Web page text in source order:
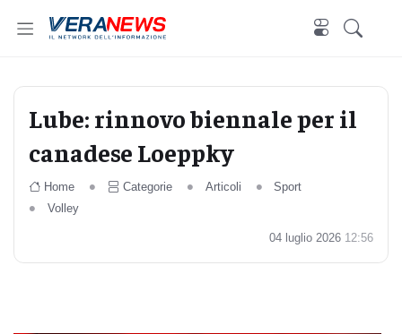
Lube: rinnovo biennale per il
canadese Loeppky
Home Categorie Articoli
Sport
Volley
04 luglio 2026 12:56